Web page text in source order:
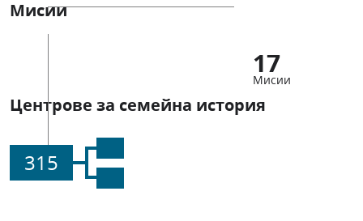
Мисии
17
Мисии
Центрове за семейна история
315